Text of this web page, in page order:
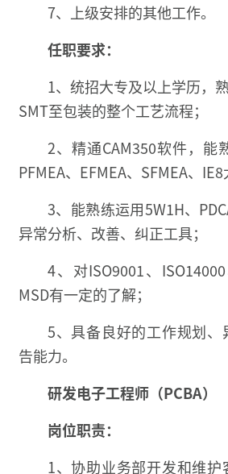
7、上级安排的其他工作。
任职要求：
1、统招大专及以上学历，
SMT至包装的整个工艺流程；
2、精通CAM350软件，能
PFMEA、EFMEA、SFMEA、IE8
3、能熟练运用5W1H、
异常分析、改善、纠正工具；
4、对ISO9001、ISO14000
MSD有一定的了解；
5、具备良好的工作规划、
告能力。
研发电子工程师（PCBA）
岗位职责：
1、协助业务部开发和维